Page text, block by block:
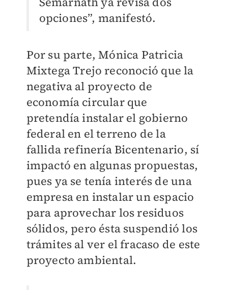
opciones”, manifestó.
Por su parte, Mónica Patricia
Mixtega Trejo reconoció que la
negativa al proyecto de
economía circular que
pretendía instalar el gobierno
federal en el terreno de la
fallida refinería Bicentenario, sí
impactó en algunas propuestas,
pues ya se tenía interés de una
empresa en instalar un espacio
para aprovechar los residuos
sólidos, pero ésta suspendió los
trámites al ver el fracaso de este
proyecto ambiental.